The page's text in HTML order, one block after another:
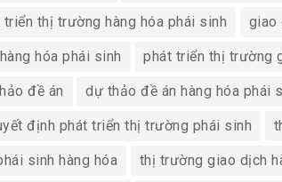
triển thị trường hàng hóa phái sinh giao
hóa phái sinh phát triển thị trường
đề án dự thảo đề án hàng hóa phái
định phát triển thị trường phái sinh
sinh hàng hóa thị trường giao dịch